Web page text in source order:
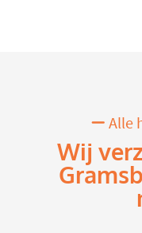
Alle
Wij